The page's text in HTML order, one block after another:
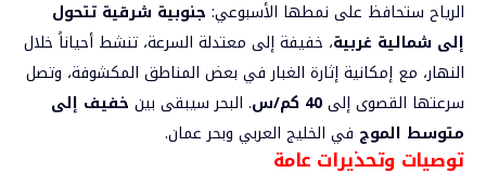
الرياح ستحافظ على نمطها الأسبوعي: جنوبية شرقية تتحول
إلى شمالية غربية، خفيفة إلى معتدلة السرعة، تنشط أحياناً خلال
النهار، مع إمكانية إثارة الغبار في بعض المناطق المكشوفة، وتصل
سرعتها القصوى إلى40 كم/س . البحر سيبقى بين خفيف إلى
متوسط الموج في الخليج العربي وبحر عمان.
توصيات وتحذيرات عامة